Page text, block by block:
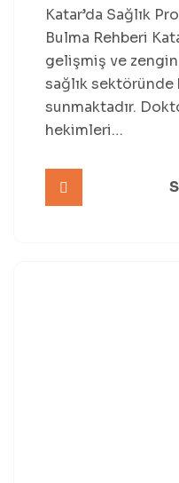
Katar’da Sağlık
Bulma Rehberi
gelişmiş ve
sağlık sektöründe
sunmaktadır.
hekimleri…